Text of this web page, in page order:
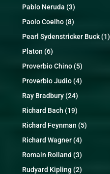
Pablo Neruda (3)
Paolo Coelho(8)
Pearl Sydenstricker Buck(1)
Platon (6)
Proverbio Chino(5)
Proverbio Judio(4)
Ray Bradbury(24)
Richard Bach (19)
Richard Feynman (5)
Richard Wagner(4)
Romain Rolland (3)
Rudyard Kipling (2)